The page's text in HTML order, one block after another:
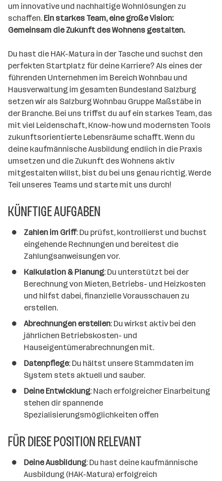
r
*
i
n
e
n
a
n
z
a
h
l
e
um innovative und nachhaltige Wohnlösungen zu
schaffen. Ein starkes Team, eine große Vision:
Gemeinsam die Zukunft des Wohnens gestalten.
Du hast die HAK-Matura in der Tasche und suchst den
perfekten Startplatz für deine Karriere? Als eines der
führenden Unternehmen im Bereich Wohnbau und
Hausverwaltung im gesamten Bundesland Salzburg
setzen wir als Salzburg Wohnbau Gruppe Maßstäbe in
der Branche. Bei uns triffst du auf ein starkes Team, das
mit viel Leidenschaft, Know-how und modernsten Tools
zukunftsorientierte Lebensräume schafft. Wenn du
deine kaufmännische Ausbildung endlich in die Praxis
umsetzen und die Zukunft des Wohnens aktiv
mitgestalten willst, bist du bei uns genau richtig. Werde
Teil unseres Teams und starte mit uns durch!
KÜNFTIGE AUFGABEN
Zahlen im Griff: Du prüfst, kontrollierst und buchst
eingehende Rechnungen und bereitest die
Zahlungsanweisungen vor.
Kalkulation & Planung: Du unterstützt bei der
Berechnung von Mieten, Betriebs- und Heizkosten
und hilfst dabei, finanzielle Vorausschauen zu
erstellen.
Abrechnungen erstellen: Du wirkst aktiv bei den
jährlichen Betriebskosten- und
Hauseigentümerabrechnungen mit.
Datenpflege: Du hältst unsere Stammdaten im
System stets aktuell und sauber.
Deine Entwicklung: Nach erfolgreicher Einarbeitung
stehen dir spannende
Spezialisierungsmöglichkeiten offen
FÜR DIESE POSITION RELEVANT
Deine Ausbildung: Du hast deine kaufmännische
Ausbildung (HAK-Matura) erfolgreich